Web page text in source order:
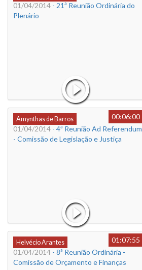
01/04/2014 - 21ª Reunião Ordinária do
Plenário
Amynthas de Barros
00:06:00
01/04/2014 - 4ª Reunião Ad Referendum
- Comissão de Legislação e Justiça
Helvécio Arantes
01:07:55
01/04/2014 - 8ª Reunião Ordinária -
Comissão de Orçamento e Finanças